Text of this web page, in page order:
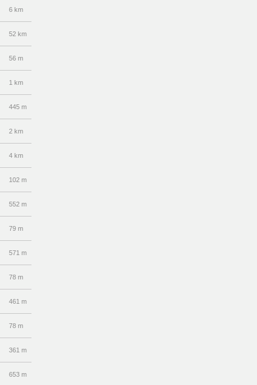
6 km
52 km
56 m
1 km
445 m
2 km
4 km
102 m
552 m
79 m
571 m
78 m
461 m
78 m
361 m
653 m